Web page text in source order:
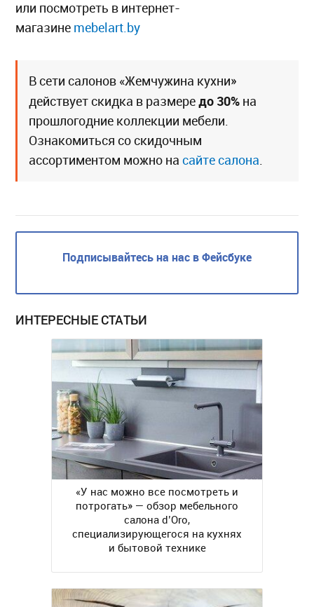
или посмотреть в интернет-
магазине mebelart.by
В сети салонов «Жемчужина кухни»
действует скидка в размередо 30% на
прошлогодние коллекции мебели.
Ознакомиться со скидочным
ассортиментом можно насайте салона
Подписывайтесь на нас в Фейсбуке
ИНТЕРЕСНЫЕ СТАТЬИ
«У нас можно все посмотреть и
потрогать» — обзор мебельного
салона d’Oro,
специализирующегося на кухнях
и бытовой технике